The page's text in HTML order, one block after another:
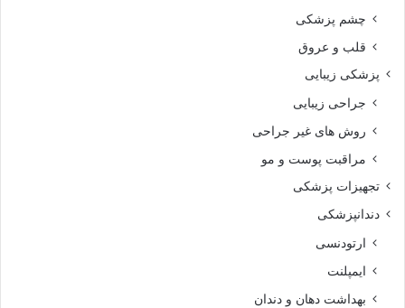
چشم پزشکی
قلب و عروق
پزشکی زیبایی
جراحی زیبایی
روش های غیر جراحی
مراقبت پوست و مو
تجهیزات پزشکی
دندانپزشکی
ارتودنسی
ایمپلنت
بهداشت دهان و دندان